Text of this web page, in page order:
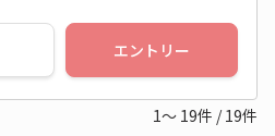
エントリー
1～ 19件 / 19件